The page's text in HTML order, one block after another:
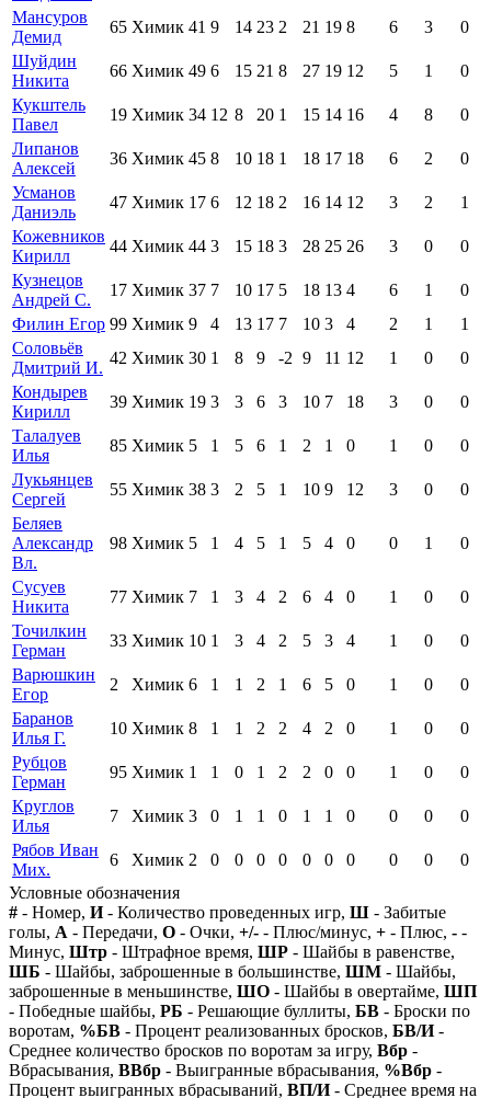
Мансуров
Демид
65 Химик 41 9 14 23 2 21 19 8 6 3
0
Шуйдин
Никита
66 Химик 49 6 15 21 8 27 19 12 5 1
0
Кукштель
Павел
19 Химик 34 12 8 20 1 15 14 16 4 8
0
Липанов
Алексей
36 Химик 45 8 10 18 1 18 17 18 6 2
0
Усманов
Даниэль
47 Химик 17 6 12 18 2 16 14 12 3 2
1
Кожевников
Кирилл
44 Химик 44 3 15 18 3 28 25 26 3 0
0
Кузнецов
Андрей С.
17 Химик 37 7 10 17 5 18 13 4 6 1
0
Филин Егор 99 Химик 9 4 13 17 7 10 3 4 2 1
1
Соловьёв
Дмитрий И.
42 Химик 30 1 8 9 -2 9 11 12 1 0
0
Кондырев
Кирилл
39 Химик 19 3 3 6 3 10 7 18 3 0
0
Талалуев
Илья
85 Химик 5 1 5 6 1 2 1 0 1 0
0
Лукьянцев
Сергей
55 Химик 38 3 2 5 1 10 9 12 3 0
0
Беляев
Александр
Вл.
98 Химик 5 1 4 5 1 5 4 0 0 1 0
Сусуев
Никита
77 Химик 7 1 3 4 2 6 4 0 1 0
0
Точилкин
Герман
33 Химик 10 1 3 4 2 5 3 4 1 0
0
Варюшкин
Егор
2 Химик 6 1 1 2 1 6 5 0 1 0
0
Баранов
Илья Г.
10 Химик 8 1 1 2 2 4 2 0 1 0
0
Рубцов
Герман
95 Химик 1 1 0 1 2 2 0 0 1 0
0
Круглов
Илья
7 Химик 3 0 1 1 0 1 1 0 0 0
0
Рябов Иван
Мих.
6 Химик 2 0 0 0 0 0 0 0 0 0
0
Условные обозначения
# - Номер, И- Количество проведенных игр, Ш - Забитые
голы, А - Передачи, О - Очки, +/- - Плюс/минус, + - Плюс, - -
Минус, Штр - Штрафное время, ШР - Шайбы в равенстве,
ШБ - Шайбы, заброшенные в большинстве, ШМ - Шайбы,
заброшенные в меньшинстве, ШО - Шайбы в овертайме, ШП
- Победные шайбы, РБ - Решающие буллиты, БВ - Броски по
воротам, %БВ - Процент реализованных бросков, БВ/И-
Среднее количество бросков по воротам за игру, Вбр -
Вбрасывания, ВВбр - Выигранные вбрасывания, %Вбр -
Процент выигранных вбрасываний, ВП/И- Среднее время на